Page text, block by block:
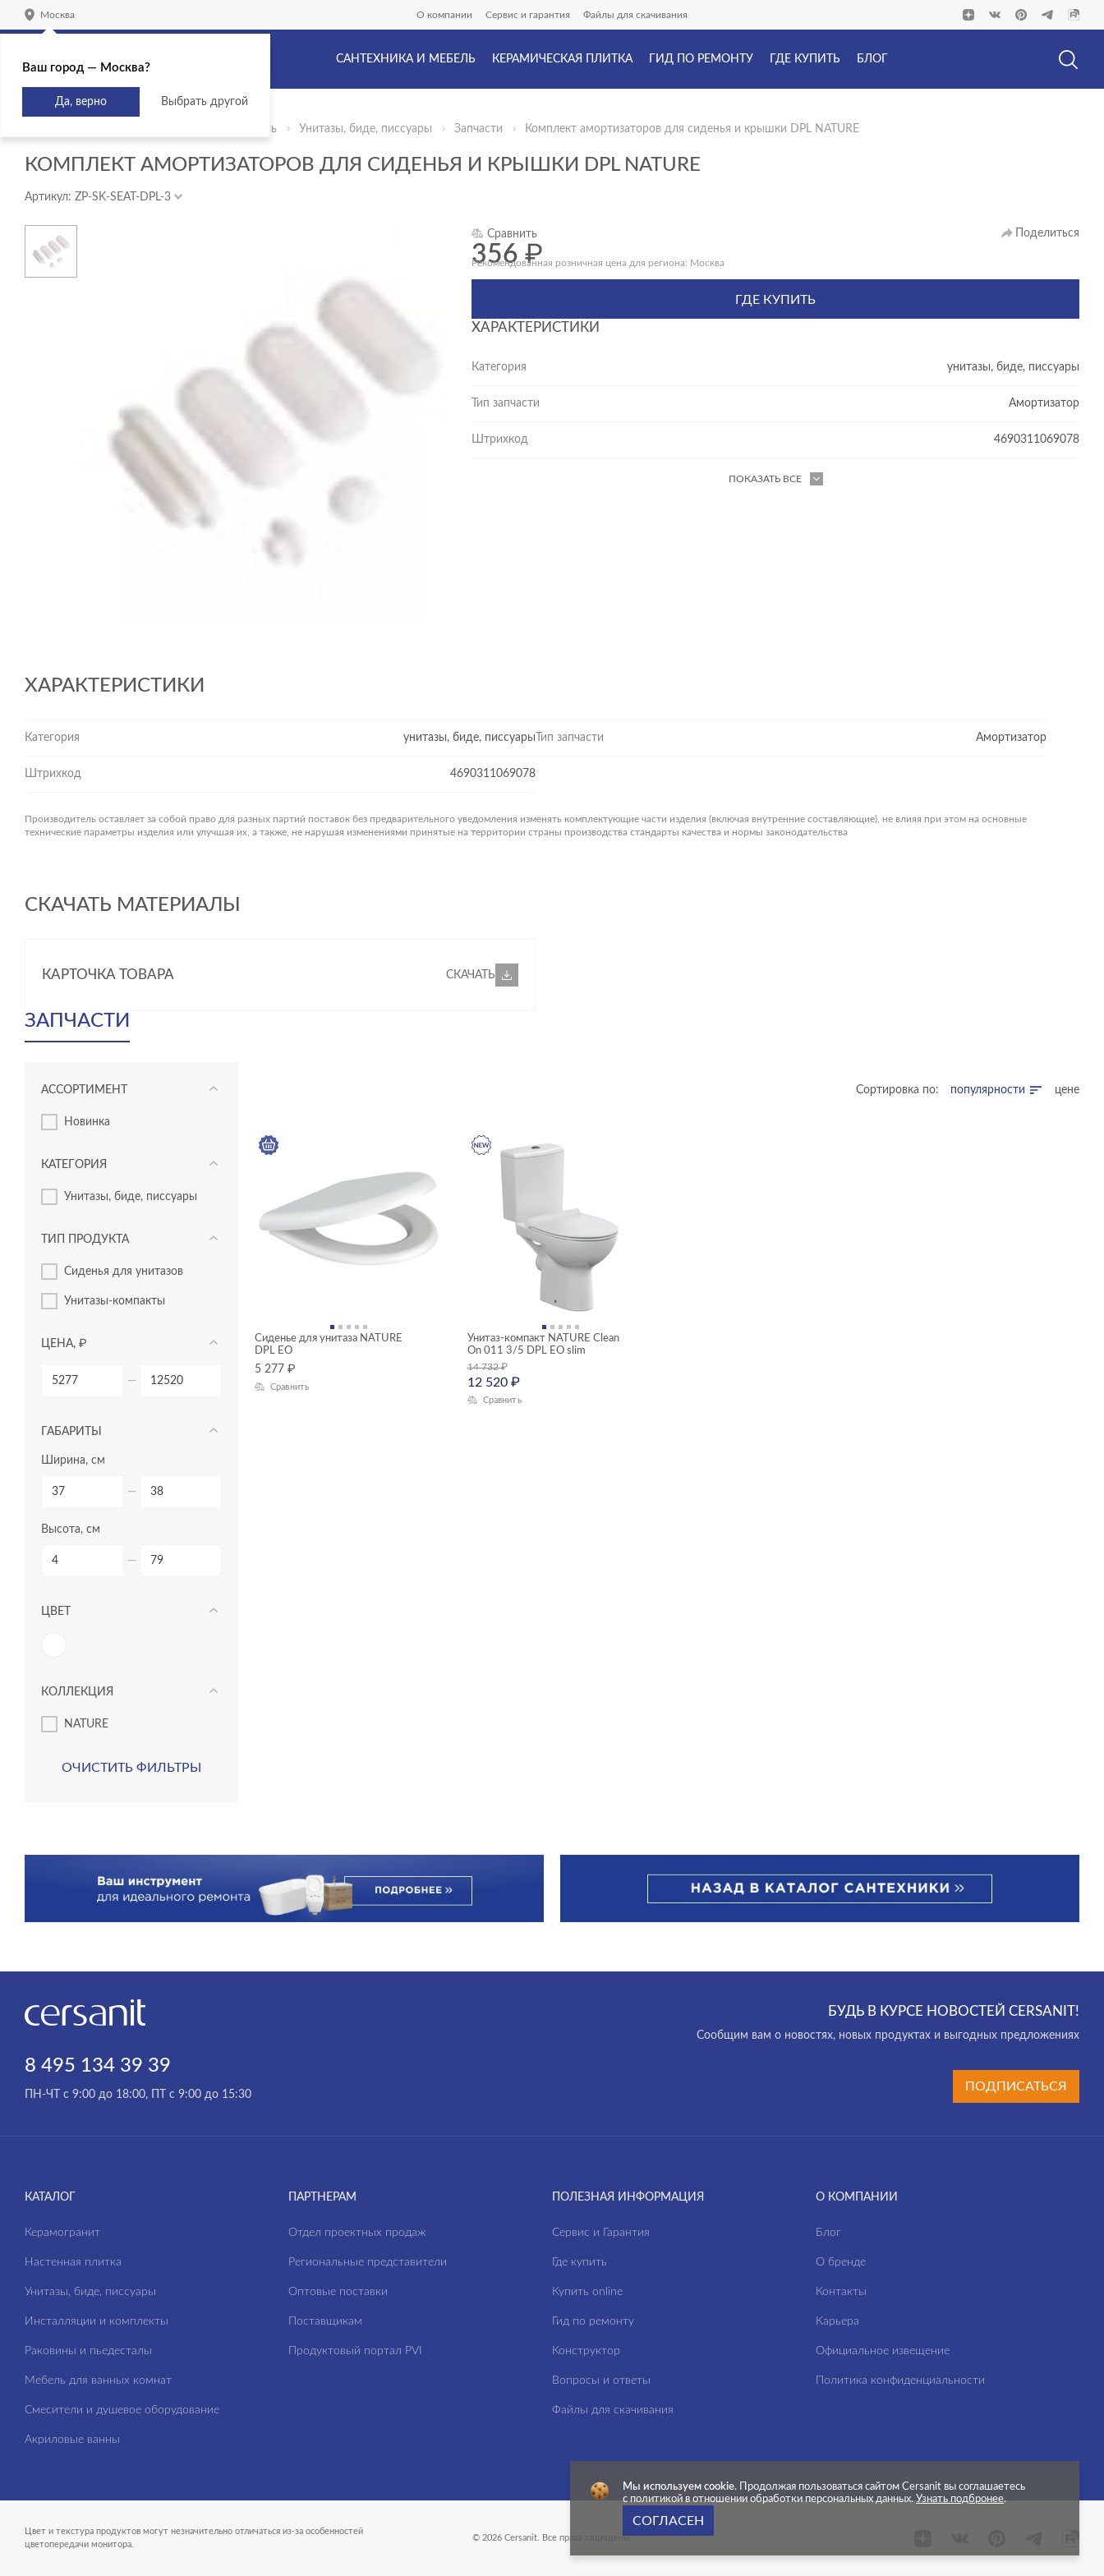
Москва О компании Сервис и гарантия Файлы для скачивания
САНТЕХНИКА И МЕБЕЛЬ КЕРАМИЧЕСКАЯ ПЛИТКА ГИД ПО РЕМОНТУ ГДЕ КУПИТЬ БЛОГ
Сантехника и мебель Унитазы, биде, писсуары Запчасти Комплект амортизаторов для сиденья и крышки DPL NATURE
КОМПЛЕКТ АМОРТИЗАТОРОВ ДЛЯ СИДЕНЬЯ И КРЫШКИ DPL NATURE
Артикул: ZP-SK-SEAT-DPL-3
ХАРАКТЕРИСТИКИ
Категория унитазы, биде, писсуары
Тип запчасти Амортизатор
Штрихкод 4690311069078
ПОКАЗАТЬ ВСЕ
Сравнить Поделиться
356₽
Рекомендованная розничная цена для региона: Москва
ГДЕ КУПИТЬ
ХАРАКТЕРИСТИКИ
Категория унитазы, биде, писсуары Тип запчасти Амортизатор
Штрихкод 4690311069078
Производитель оставляет за собой право для разных партий поставок без предварительного уведомления изменять комплектующие части изделия (включая внутренние составляющие), не влияя при этом на основные
технические параметры изделия или улучшая их, а также, не нарушая изменениями принятые на территории страны производства стандарты качества и нормы законодательства
СКАЧАТЬ МАТЕРИАЛЫ
КАРТОЧКА ТОВАРА СКАЧАТЬ
ЗАПЧАСТИ
АССОРТИМЕНТ
новинка
КАТЕГОРИЯ
унитазы, биде, писсуары
ТИП ПРОДУКТА
сиденья для унитазов
унитазы-компакты
ЦЕНА, ₽
—
ГАБАРИТЫ
Ширина, см
—
Высота, см
—
ЦВЕТ
КОЛЛЕКЦИЯ
NATURE
ОЧИСТИТЬ ФИЛЬТРЫ
Сортировка по: популярности цене
Сиденье для унитаза NATURE
DPL EO
5 277 ₽
Сравнить
Унитаз-компакт NATURE Clean
On 011 3/5 DPL EO slim
14 732₽
12 520 ₽
Сравнить
8 495 134 39 39
ПН-ЧТ с 9:00 до 18:00, ПТ с 9:00 до 15:30
КАТАЛОГ
Керамогранит
Настенная плитка
Унитазы, биде, писсуары
Инсталляции и комплекты
Раковины и пьедесталы
Мебель для ванных комнат
Смесители и душевое оборудование
Акриловые ванны
ПАРТНЕРАМ
Отдел проектных продаж
Региональные представители
Оптовые поставки
Поставщикам
Продуктовый портал PVI
ПОЛЕЗНАЯ ИНФОРМАЦИЯ
Сервис и Гарантия
Где купить
Купить online
Гид по ремонту
Конструктор
Вопросы и ответы
Файлы для скачивания
О КОМПАНИИ
Блог
О бренде
Контакты
Карьера
Официальное извещение
Политика конфиденциальности
БУДЬ В КУРСЕ НОВОСТЕЙ CERSANIT!
Cообщим вам о новостях, новых продуктах и выгодных предложениях
ПОДПИСАТЬСЯ
Цвет и текстура продуктов могут незначительно отличаться из-за особенностей
цветопередачи монитора.
© 2026 Cersanit. Все права защищены.
Мы используем cookie. Продолжая пользоваться сайтом Cersanit вы соглашаетесь
с политикой в отношении обработки персональных данных.Узнать подбронее.
СОГЛАСЕН
Ваш город — Москва?
Да, верно Выбрать другой